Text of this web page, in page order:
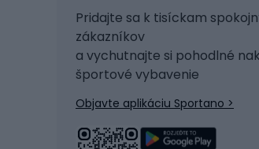
Skitouring
Korčule
Snowboard
Turistická obuv
Pridajte sa k tisíckam
zákazníkov
a vychutnajte si pohodlné
športové vybavenie
Objavte aplikáciu Sportano >